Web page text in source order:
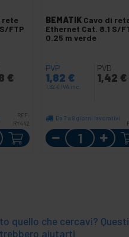
rete
FTP
€
REF:
RY442
BEMATIK Cavo di
Ethernet Cat. 8.1 S/
0.25 m verde
PVP
1,82 €
1,82 € IVA inc.
PVD
1,42 €
Da 7 a 8 giorni lavorativi
Quantità
quello che cercavi? Questi
aiutarti